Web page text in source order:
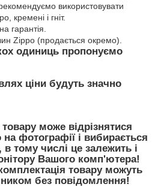
використовувати
кремені і гніт.
гарантія.
Zippo (продається окремо).
одиниць пропонуємо
ціни будуть значно
може відрізнятися
на фотографії і вибирається
тому числі це залежить і
Вашого комп'ютера!
товару можуть
без повідомлення!